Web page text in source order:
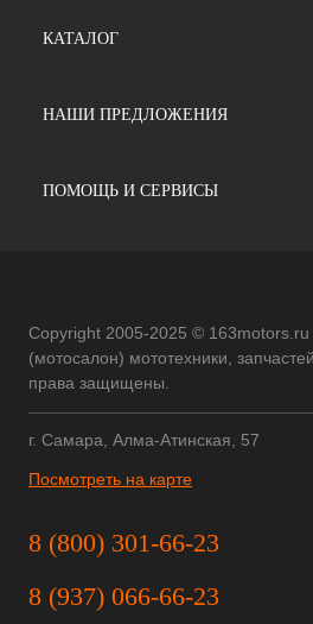
КАТАЛОГ
НАШИ ПРЕДЛОЖЕНИЯ
ПОМОЩЬ И СЕРВИСЫ
Copyright 2005-2025 © 163motors.ru
(мотосалон) мототехники,
права защищены.
г. Самара, Алма-Атинская, 57
Посмотреть на карте
8 (800) 301-66-23
8 (937) 066-66-23